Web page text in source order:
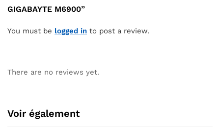
GIGABAYTE M6900”
You must be logged in to post a review.
There are no reviews yet.
Voir également